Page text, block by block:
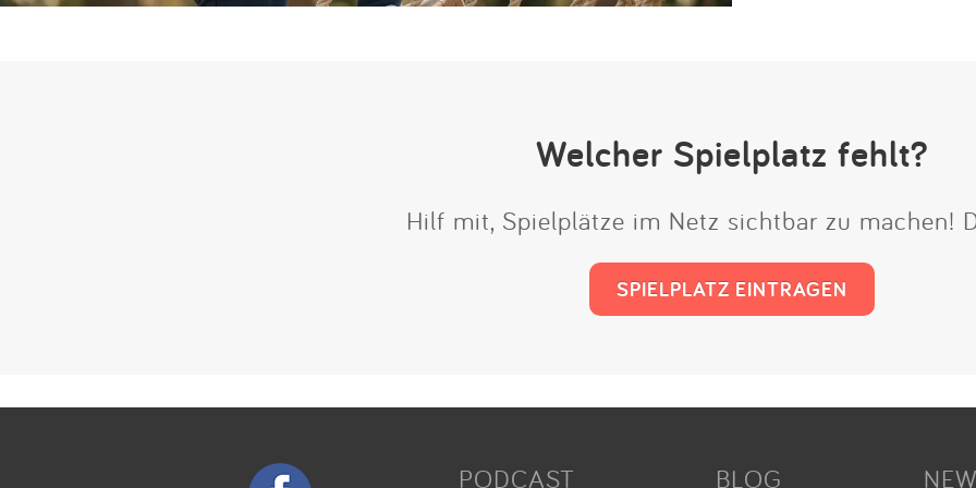
Welcher Spielplatz fehlt?
Hilf mit, Spielplätze im Netz sichtbar zu machen!
SPIELPLATZ EINTRAGEN
PODCAST BLOG